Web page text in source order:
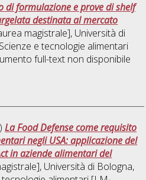
di formulazione e prove di shelf
destinata al mercato
magistrale], Università di
Scienze e tecnologie alimentari
full-text non disponibile
La Food Defense come requisito
negli USA: applicazione del
in aziende alimentari del
Università di Bologna,